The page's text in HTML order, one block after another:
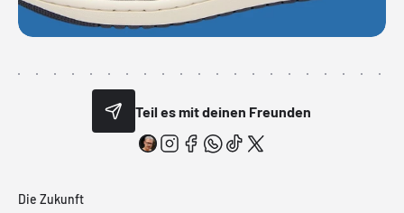
Teil es mit deinen Freunden
Die Zukunft